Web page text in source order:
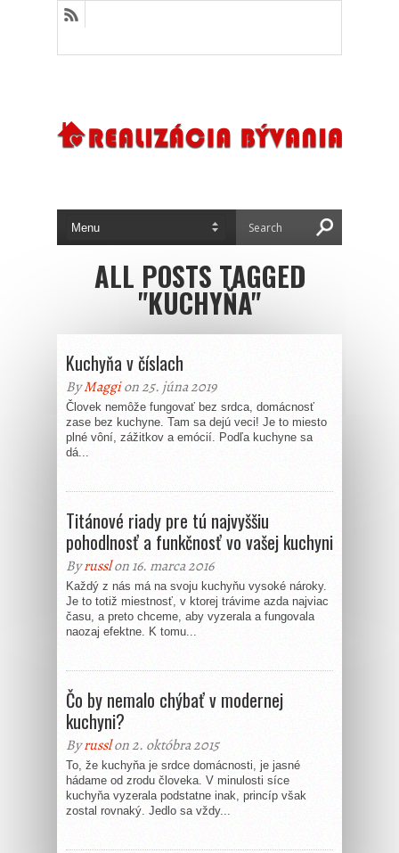
ALL POSTS TAGGED
"KUCHYŇA"
Kuchyňa v číslach
ByMaggion 25. júna 2019
Človek nemôže fungovať bez srdca, domácnosť
zase bez kuchyne. Tam sa dejú veci! Je to miesto
plné vôní, zážitkov a emócií. Podľa kuchyne sa
dá...
Titánové riady pre tú najvyššiu
pohodlnosť a funkčnosť vo vašej kuchyni
Byrusslon 16. marca 2016
Každý z nás má na svoju kuchyňu vysoké nároky.
Je to totiž miestnosť, v ktorej trávime azda najviac
času, a preto chceme, aby vyzerala a fungovala
naozaj efektne. K tomu...
Čo by nemalo chýbať v modernej
kuchyni?
Byrusslon 2. októbra 2015
To, že kuchyňa je srdce domácnosti, je jasné
hádame od zrodu človeka. V minulosti síce
kuchyňa vyzerala podstatne inak, princíp však
zostal rovnaký. Jedlo sa vždy...